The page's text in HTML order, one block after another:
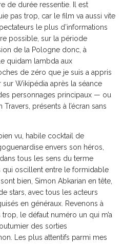
de durée ressentie. Il est
pas trop, car le film va aussi vite
le plus d’informations
possible, sur la période
de la Pologne donc, à
le quidam lambda aux
de zéro que je suis a appris
sur Wikipédia après la séance
personnages principaux — ou
présents à l’écran sans
vu, habile cocktail de
envers son héros,
tous les sens du terme
qui oscillent entre le formidable
bien, Simon Abkarian en tête,
stars, avec tous les acteurs
en généraux. Revenons à
le défaut numéro un qui m’a
des sorties
Les plus attentifs parmi mes